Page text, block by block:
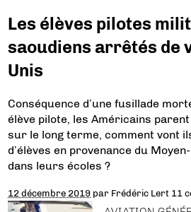
Les élèves pilotes
saoudiens arrêtés de
Unis
Conséquence d’une fusillade
élève pilote, les Américains
sur le long terme, comment vont
d’élèves en provenance du
dans leurs écoles ?
12 décembre 2019 par Frédéric Lert 11